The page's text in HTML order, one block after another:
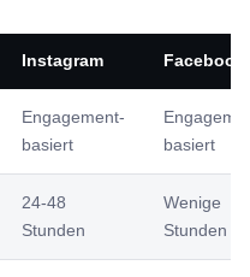
Instagram Facebook
Engagement-
basiert
basiert
24-48
Stunden
Wenige
Stunden